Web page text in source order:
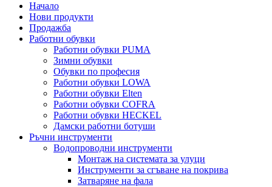
Начало
Нови продукти
Продажба
Работни обувки
Работни обувки PUMA
Зимни обувки
Обувки по професия
Работни обувки LOWA
Работни обувки Elten
Работни обувки COFRA
Работни обувки HECKEL
Дамски работни ботуши
Ръчни инструменти
Водопроводни инструменти
Монтаж на системата за улуци
Инструменти за сгъване на покрива
Затваряне на фала